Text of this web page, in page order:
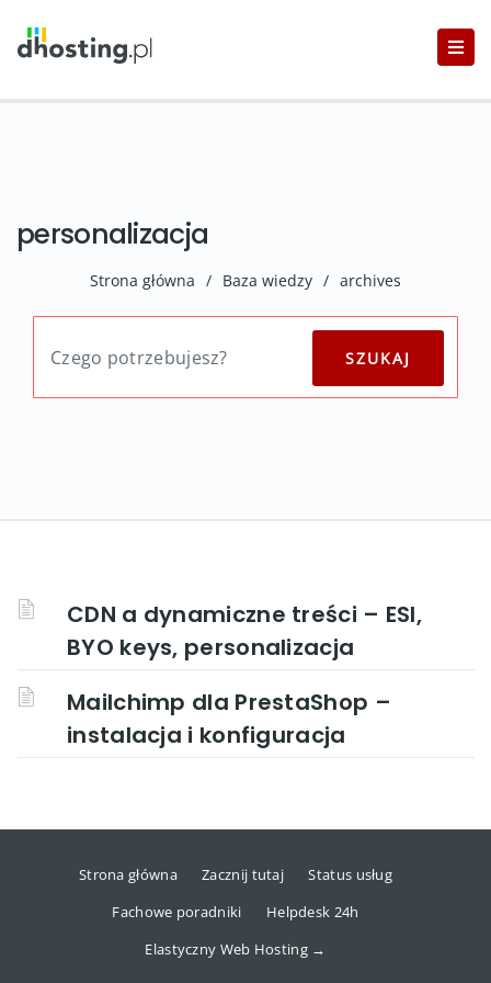
personalizacja
Strona główna / Baza wiedzy / archives
CDN a dynamiczne treści – ESI,
BYO keys, personalizacja
Mailchimp dla PrestaShop –
instalacja i konfiguracja
Strona główna Zacznij tutaj
Status usług
Fachowe poradniki
Helpdesk 24h
Elastyczny Web Hosting →